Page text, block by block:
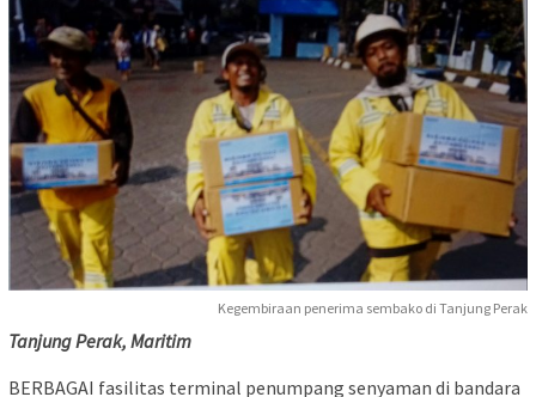
Kegembiraan penerima sembako di Tanjung Perak
Tanjung Perak, Maritim
BERBAGAI fasilitas terminal penumpang senyaman di bandara